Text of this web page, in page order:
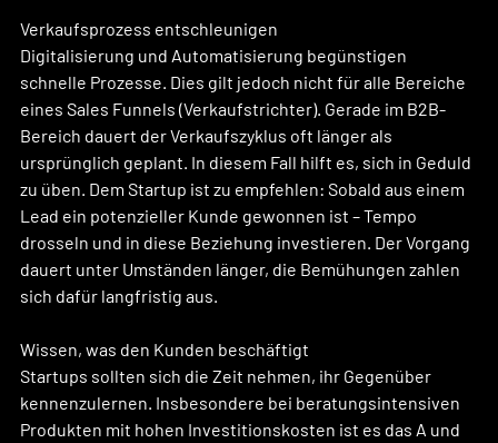
Verkaufsprozess entschleunigen
Digitalisierung und Automatisierung begünstigen
schnelle Prozesse. Dies gilt jedoch nicht für alle Bereiche
eines Sales Funnels (Verkaufstrichter). Gerade im B2B-
Bereich dauert der Verkaufszyklus oft länger als
ursprünglich geplant. In diesem Fall hilft es, sich in Geduld
zu üben. Dem Startup ist zu empfehlen: Sobald aus einem
Lead ein potenzieller Kunde gewonnen ist – Tempo
drosseln und in diese Beziehung investieren. Der Vorgang
dauert unter Umständen länger, die Bemühungen zahlen
sich dafür langfristig aus.
Wissen, was den Kunden beschäftigt
Startups sollten sich die Zeit nehmen, ihr Gegenüber
kennenzulernen. Insbesondere bei beratungsintensiven
Produkten mit hohen Investitionskosten ist es das A und